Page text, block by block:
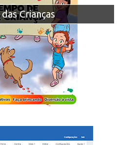
Crianças